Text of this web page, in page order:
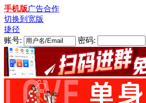
手机版广告合作
切换到宽版
捷径
账号:
密码: